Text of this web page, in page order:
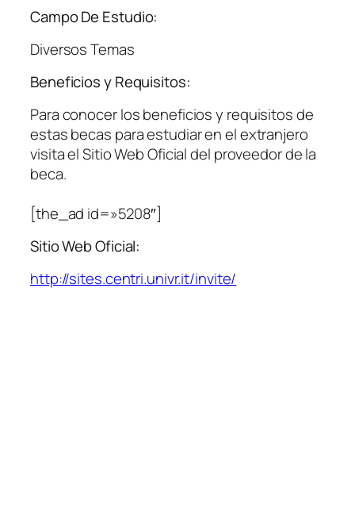
Campo De Estudio:
Diversos Temas
Beneficios y Requisitos:
Para conocer los beneficios y requisitos de
estas becas para estudiar en el extranjero
visita el Sitio Web Oficial del proveedor de la
beca.
[the_ad id=»5208″]
Sitio Web Oficial:
http://sites.centri.univr.it/invite/